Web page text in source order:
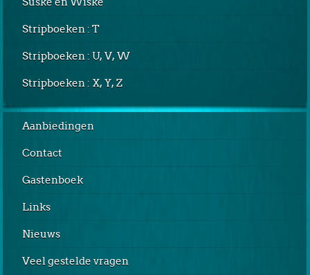
Stripboeken : T
Stripboeken : U, V, W
Stripboeken : X, Y, Z
Aanbiedingen
Contact
Gastenboek
Links
Nieuws
Veel gestelde vragen